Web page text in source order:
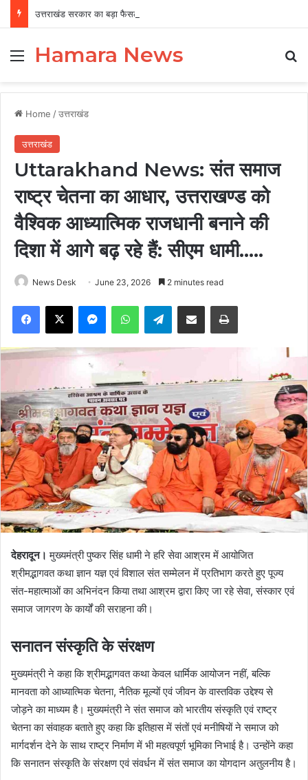
MenuHamara News
Home /उत्तराखंड
उत्तराखंड
Uttarakhand News: संत समाज
राष्ट्र चेतना का आधार, उत्तराखण्ड को
वैश्विक आध्यात्मिक राजधानी बनाने की
दिशा में आगे बढ़ रहे हैं: सीएम धामी…..
News Desk June 23, 2026 2 minutes read
Facebook
X MessengerWhatsAppTelegramShare via Email Print
देहरादून।मुख्यमंत्री पुष्कर सिंह धामी ने हरि सेवा आश्रम में आयोजित
श्रीमद्भागवत कथा ज्ञान यज्ञ एवं विशाल संत सम्मेलन में प्रतिभाग करते हुए पूज्य
संत-महात्माओं का अभिनंदन किया तथा आश्रम द्वारा किए जा रहे सेवा, संस्कार एवं
समाज जागरण के कार्यों की सराहना की।
सनातन संस्कृति के संरक्षण
मुख्यमंत्री ने कहा कि श्रीमद्भागवत कथा केवल धार्मिक आयोजन नहीं, बल्कि
मानवता को आध्यात्मिक चेतना, नैतिक मूल्यों एवं जीवन के वास्तविक उद्देश्य से
जोड़ने का माध्यम है। मुख्यमंत्री ने संत समाज को भारतीय संस्कृति एवं राष्ट्र
चेतना का संवाहक बताते हुए कहा कि इतिहास में संतों एवं मनीषियों ने समाज को
मार्गदर्शन देने के साथ राष्ट्र निर्माण में भी महत्वपूर्ण भूमिका निभाई है। उन्होंने कहा
कि सनातन संस्कृति के संरक्षण एवं संवर्धन में संत समाज का योगदान अतुलनीय है।